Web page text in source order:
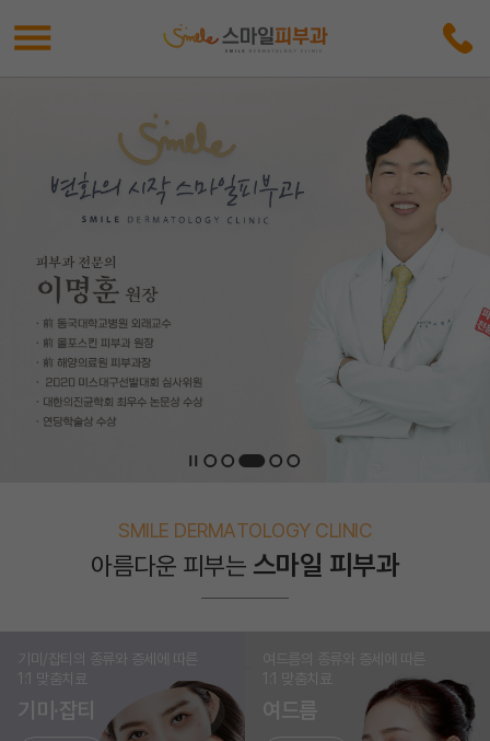
SMILE DERMATOLOGY CLINIC
아름다운 피부는 스마일 피부과
기미/잡티의 종류와 증세에 따른
1:1 맞춤치료
기미·잡티